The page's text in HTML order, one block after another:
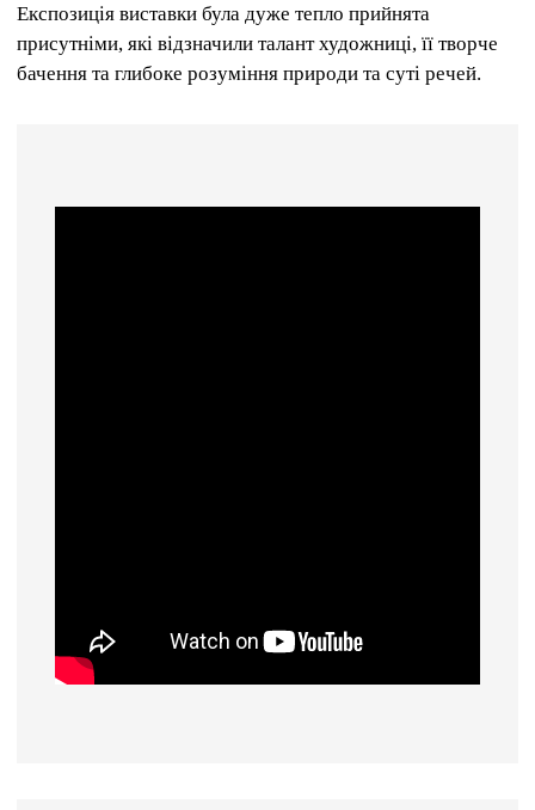
Експозиція виставки була дуже тепло прийнята
присутніми, які відзначили талант художниці, її творче
бачення та глибоке розуміння природи та суті речей.